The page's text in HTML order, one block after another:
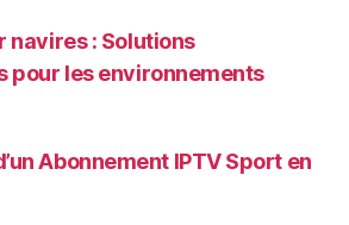
navires : Solutions
pour les environnements
Abonnement IPTV Sport en